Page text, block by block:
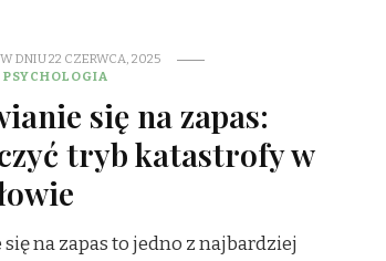
DNIU22 CZERWCA, 2025
PSYCHOLOGIA
się na zapas:
tryb katastrofy w
na zapas to jedno z najbardziej